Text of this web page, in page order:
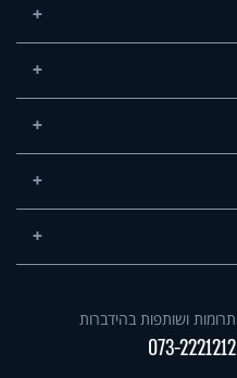
תרומות ושותפות בהידברות
073-2221212